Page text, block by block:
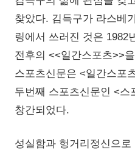
찾았다. 김득구가 라스베
링에서 쓰러진 것은 1982
전후의 <<일간스포츠>>
스포츠신문은 <일간스포
두번째 스포츠신문인 <스
창간되었다.
성실함과 헝거리정신으로